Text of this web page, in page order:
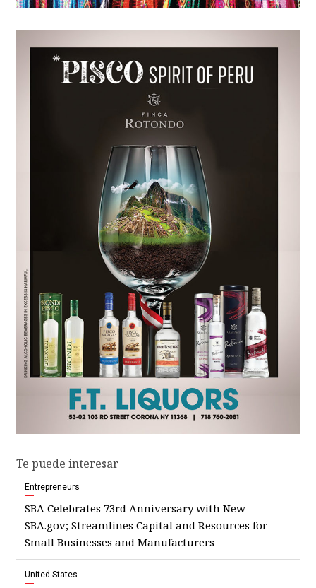
Te puede interesar
Entrepreneurs
SBA Celebrates 73rd Anniversary with New
SBA.gov; Streamlines Capital and Resources for
Small Businesses and Manufacturers
United States